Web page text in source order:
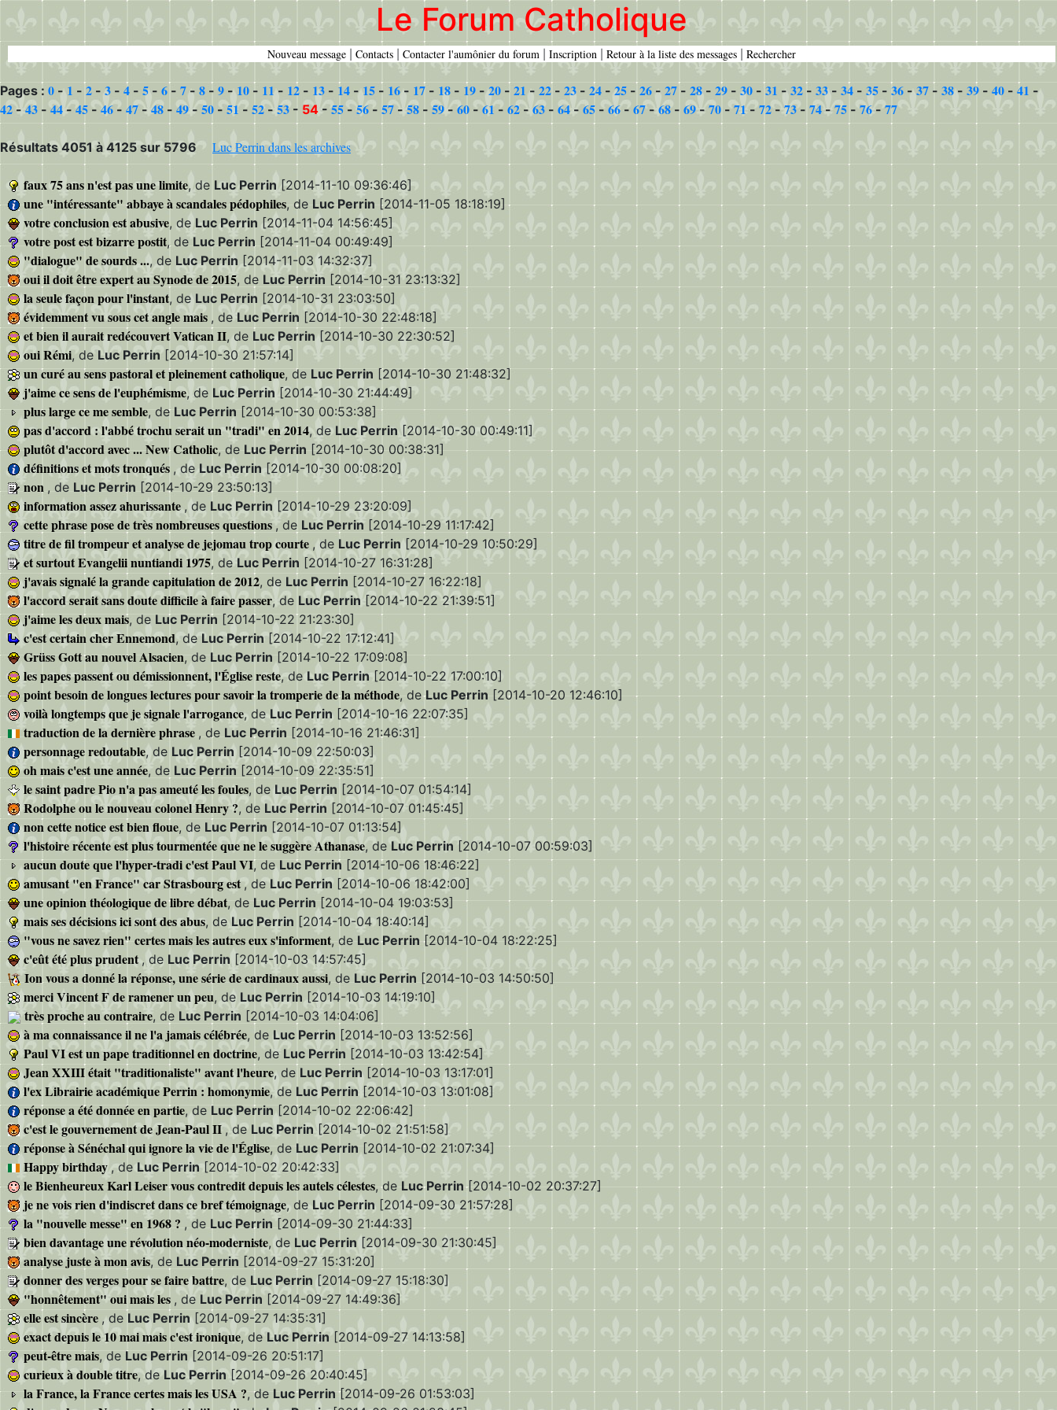
Le Forum Catholique
Nouveau message Contacts Contacter l'aumônier du forum Inscription Retour à la liste des messages Rechercher
Pages : 0 -1 - 2 - 3 - 4 - 5- 6 - 7 - 8 - 9 -10 - 11- 12 - 13 - 14 -15 - 16- 17 - 18 - 19 -20 - 21 - 22 - 23 - 24 - 25 - 26 - 27 - 28 - 29 - 30 - 31 - 32 - 33- 34 - 35 - 36 -37 - 38- 39 - 40 - 41 -
42 -43 - 44 - 45 - 46 - 47 - 48 - 49 - 50 - 51 - 52 - 53 - 54- 55 - 56 - 57 -58 - 59 - 60 - 61 - 62 - 63 - 64 - 65 - 66 - 67 - 68 - 69 - 70 - 71 - 72 - 73 - 74 - 75 - 76- 77
Résultats 4051 à 4125 sur 5796 Luc Perrin dans les archives
faux 75 ans n'est pas une limite, de Luc Perrin [2014-11-10 09:36:46]
une "intéressante" abbaye à scandales pédophiles, de Luc Perrin [2014-11-05 18:18:19]
votre conclusion est abusive, de Luc Perrin [2014-11-04 14:56:45]
votre post est bizarre postit, de Luc Perrin [2014-11-04 00:49:49]
"dialogue" de sourds ..., de Luc Perrin [2014-11-03 14:32:37]
oui il doit être expert au Synode de 2015, de Luc Perrin [2014-10-31 23:13:32]
la seule façon pour l'instant, de Luc Perrin [2014-10-31 23:03:50]
évidemment vu sous cet angle mais , deLuc Perrin [2014-10-30 22:48:18]
et bien il aurait redécouvert Vatican II, de Luc Perrin[2014-10-30 22:30:52]
oui Rémi, de Luc Perrin [2014-10-30 21:57:14]
un curé au sens pastoral et pleinement catholique, de Luc Perrin [2014-10-30 21:48:32]
j'aime ce sens de l'euphémisme, de Luc Perrin [2014-10-30 21:44:49]
plus large ce me semble, de Luc Perrin [2014-10-30 00:53:38]
pas d'accord : l'abbé trochu serait un "tradi" en 2014, de Luc Perrin [2014-10-30 00:49:11]
plutôt d'accord avec ... New Catholic, de Luc Perrin [2014-10-30 00:38:31]
définitions et mots tronqués , deLuc Perrin[2014-10-30 00:08:20]
non , de Luc Perrin [2014-10-29 23:50:13]
information assez ahurissante , de Luc Perrin [2014-10-29 23:20:09]
cette phrase pose de très nombreuses questions , de Luc Perrin [2014-10-29 11:17:42]
titre de fil trompeur et analyse de jejomau trop courte , de Luc Perrin[2014-10-29 10:50:29]
et surtout Evangelii nuntiandi 1975, deLuc Perrin [2014-10-27 16:31:28]
j'avais signalé la grande capitulation de 2012, de Luc Perrin [2014-10-27 16:22:18]
l'accord serait sans doute difficile à faire passer, de Luc Perrin [2014-10-22 21:39:51]
j'aime les deux mais, de Luc Perrin [2014-10-22 21:23:30]
c'est certain cher Ennemond, de Luc Perrin[2014-10-22 17:12:41]
Grüss Gott au nouvel Alsacien, deLuc Perrin [2014-10-22 17:09:08]
les papes passent ou démissionnent, l'Église reste, de Luc Perrin [2014-10-22 17:00:10]
point besoin de longues lectures pour savoir la tromperie de la méthode, deLuc Perrin [2014-10-20 12:46:10]
voilà longtemps que je signale l'arrogance, de Luc Perrin [2014-10-16 22:07:35]
traduction de la dernière phrase , de Luc Perrin [2014-10-16 21:46:31]
personnage redoutable, de Luc Perrin [2014-10-09 22:50:03]
oh mais c'est une année, de Luc Perrin [2014-10-09 22:35:51]
le saint padre Pio n'a pas ameuté les foules, de Luc Perrin [2014-10-07 01:54:14]
Rodolphe ou le nouveau colonel Henry ?, de Luc Perrin [2014-10-07 01:45:45]
non cette notice est bien floue, de Luc Perrin [2014-10-07 01:13:54]
l'histoire récente est plus tourmentée que ne le suggère Athanase, de Luc Perrin [2014-10-07 00:59:03]
aucun doute que l'hyper-tradi c'est Paul VI, de Luc Perrin [2014-10-06 18:46:22]
amusant "en France" car Strasbourg est, de Luc Perrin [2014-10-06 18:42:00]
une opinion théologique de libre débat, deLuc Perrin [2014-10-04 19:03:53]
mais ses décisions ici sont des abus, de Luc Perrin [2014-10-04 18:40:14]
"vous ne savez rien" certes mais les autres eux s'informent, de Luc Perrin [2014-10-04 18:22:25]
c'eût été plus prudent, de Luc Perrin [2014-10-03 14:57:45]
Ion vous a donné la réponse, une série de cardinaux aussi, de Luc Perrin [2014-10-03 14:50:50]
merci Vincent F de ramener un peu, de Luc Perrin [2014-10-03 14:19:10]
très proche au contraire, de Luc Perrin [2014-10-03 14:04:06]
à ma connaissance il ne l'a jamais célébrée, de Luc Perrin [2014-10-03 13:52:56]
Paul VI est un pape traditionnel en doctrine, de Luc Perrin [2014-10-03 13:42:54]
Jean XXIII était "traditionaliste" avant l'heure, de Luc Perrin [2014-10-03 13:17:01]
l'ex Librairie académique Perrin : homonymie, de Luc Perrin [2014-10-03 13:01:08]
réponse a été donnée en partie, deLuc Perrin[2014-10-02 22:06:42]
c'est le gouvernement de Jean-Paul II, de Luc Perrin [2014-10-02 21:51:58]
réponse à Sénéchal qui ignore la vie de l'Église, deLuc Perrin [2014-10-02 21:07:34]
Happy birthday , de Luc Perrin [2014-10-02 20:42:33]
le Bienheureux Karl Leiser vous contredit depuis les autels célestes, de Luc Perrin[2014-10-02 20:37:27]
je ne vois rien d'indiscret dans ce bref témoignage, de Luc Perrin [2014-09-30 21:57:28]
la "nouvelle messe" en 1968 ? , de Luc Perrin [2014-09-30 21:44:33]
bien davantage une révolution néo-moderniste, de Luc Perrin [2014-09-30 21:30:45]
analyse juste à mon avis, de Luc Perrin [2014-09-27 15:31:20]
donner des verges pour se faire battre, de Luc Perrin [2014-09-27 15:18:30]
"honnêtement" oui mais les , de Luc Perrin [2014-09-27 14:49:36]
elle est sincère , de Luc Perrin[2014-09-27 14:35:31]
exact depuis le 10 mai mais c'est ironique, de Luc Perrin [2014-09-27 14:13:58]
peut-être mais, deLuc Perrin [2014-09-26 20:51:17]
curieux à double titre, deLuc Perrin [2014-09-26 20:40:45]
la France, la France certes mais les USA ?, de Luc Perrin[2014-09-26 01:53:03]